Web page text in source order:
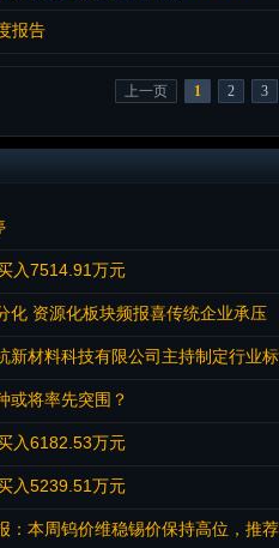
报告
上一页 1 2 3
入7514.91万元
化 资源化板块频报喜传统企业承压
新材料科技有限公司主持制定行业
或将率先突围？
入6182.53万元
入5239.51万元
：本周钨价维稳锡价保持高位，推